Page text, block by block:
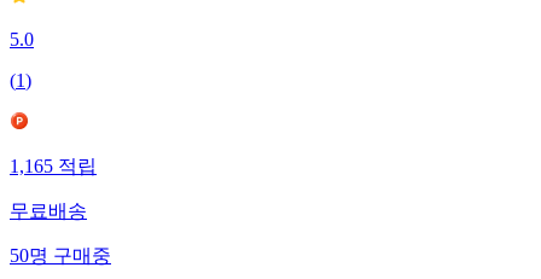
5.0
(1)
1,165 적립
무료배송
50명 구매중